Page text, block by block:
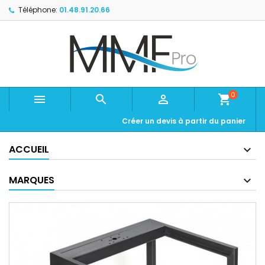
Téléphone: 01.48.91.20.66
   shopping_cart0
Créer un devis à partir du panier
ACCUEIL
MARQUES